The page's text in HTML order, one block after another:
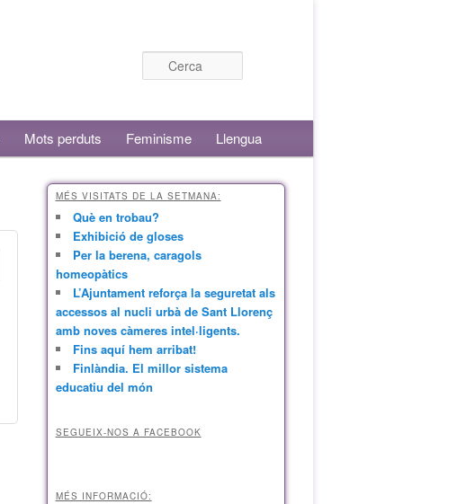
Mots perduts Feminisme Llengua
MÉS VISITATS DE LA SETMANA:
Què en trobau?
Exhibició de gloses
Per la berena, caragols
homeopàtics
L’Ajuntament reforça la seguretat als
accessos al nucli urbà de Sant Llorenç
amb noves càmeres intel·ligents.
Fins aquí hem arribat!
Finlàndia. El millor sistema
educatiu del món
SEGUEIX-NOS A FACEBOOK
MÉS INFORMACIÓ: